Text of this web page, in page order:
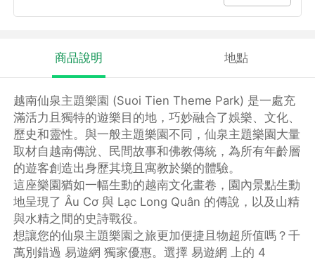
商品說明 地點
越南仙泉主題樂園 (Suoi Tien Theme Park) 是一處充
滿活力且獨特的遊樂目的地，巧妙融合了娛樂、文化、
歷史和靈性。與一般主題樂園不同，仙泉主題樂園大量
取材自越南傳說、民間故事和佛教傳統，為所有年齡層
的遊客創造出身歷其境且寓教於樂的體驗。
這座樂園猶如一幅生動的越南文化畫卷，園內景點生動
地呈現了 Âu Cơ 與 Lạc Long Quân 的傳說，以及山精
與水精之間的史詩戰役。
想讓您的仙泉主題樂園之旅更加便捷且物超所值嗎？千
萬別錯過 易遊網 獨家優惠。選擇 易遊網 上的 4